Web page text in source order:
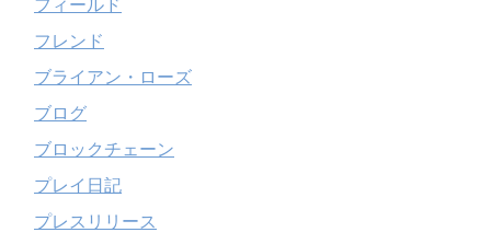
フィールド
フレンド
ブライアン・ローズ
ブログ
ブロックチェーン
プレイ日記
プレスリリース